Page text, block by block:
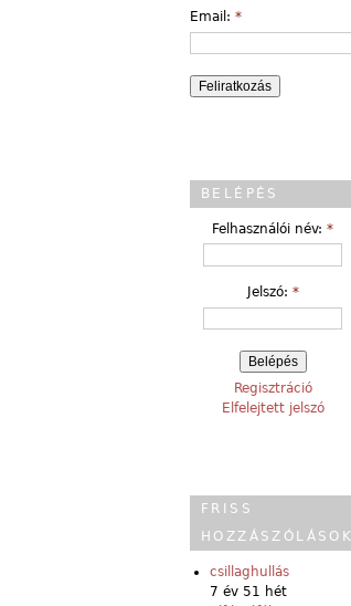
Email: *
BELÉPÉS
Felhasználói név: *
Jelszó: *
Regisztráció
Elfelejtett jelszó
FRISS
HOZZÁSZÓLÁSOK
csillaghullás
7 év 51 hét